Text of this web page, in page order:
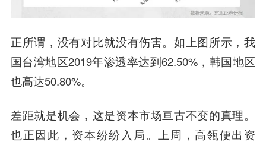
正所谓，没有对比就没有伤害。如上图所示，我
国台湾地区2019年渗透率达到62.50%，韩国地区
也高达50.80%。
差距就是机会，这是资本市场亘古不变的真理。
也正因此，资本纷纷入局。上周，高瓴便出资